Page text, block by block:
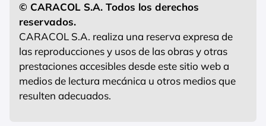
© CARACOL S.A. Todos los derechos
reservados.
CARACOL S.A. realiza una reserva expresa de
las reproducciones y usos de las obras y otras
prestaciones accesibles desde este sitio web a
medios de lectura mecánica u otros medios que
resulten adecuados.